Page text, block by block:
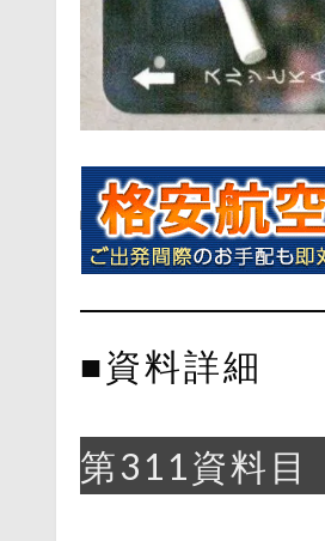
■資料詳細
第311資料